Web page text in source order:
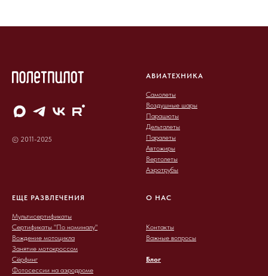
© 2011-2025
АВИАТЕХНИКА
Самолеты
Воздушные шары
Парашюты
Дельталеты
Паралеты
Автожиры
Вертолеты
Аэротрубы
ЕЩЕ РАЗВЛЕЧЕНИЯ
Мультисертификаты
Сертификаты "По номиналу"
Вождение мотоцикла
Занятие мотокроссом
Сёрфинг
Фотосессии на аэродроме
О НАС
Контакты
Важные вопросы
Блог